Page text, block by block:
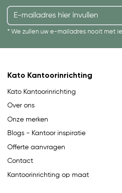
* We zullen uw e-mailadres nooit met
Kato Kantoorinrichting
Kato Kantoorinrichting
Over ons
Onze merken
Blogs - Kantoor inspiratie
Offerte aanvragen
Contact
Kantoorinrichting op maat